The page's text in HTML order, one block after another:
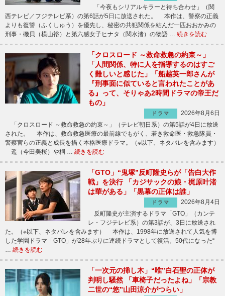
「今夜もシリアルキラーと待ち合わせ」（関
西テレビ／フジテレビ系）の第6話が5日に放送された。 本作は、警察の正義
よりも復讐（ふくしゅう）を優先し、秘密の共犯関係を結んだ一匹おおかみの
刑事・磯貝（横山裕）と第六感女子ヒナタ（関水渚）の物語 … 続きを読む
「クロスロード ～救命救急の約束～」
「人間関係、特に人を指導するのはすご
く難しいと感じた」「船越英一郎さんが
『刑事面に似ていると言われたことがあ
る』って、そりゃあ2時間ドラマの帝王だ
もの」
ドラマ
2026年8月6日
「クロスロード ～救命救急の約束～」（テレビ朝日系）の第5話が4日に放送
された。 本作は、救命救急医療の最前線でもがく、若き救命医・救急隊員・
警察官らの正義と成長を描く本格医療ドラマ。（※以下、ネタバレを含みます）
遥（今田美桜）や桐 … 続きを読む
「GTO」“鬼塚”反町隆史らが「告白大作
戦」を決行 「カジサックの娘・梶原叶渚
は華がある」「黒幕の正体は誰」
ドラマ
2026年8月4日
反町隆史が主演するドラマ「GTO」（カンテ
レ・フジテレビ系）の第3話が、3日に放送され
た。（※以下、ネタバレを含みます） 本作は、1998年に放送されて人気を博
した学園ドラマ「GTO」が28年ぶりに連続ドラマとして復活。50代になった“
… 続きを読む
「一次元の挿し木」“唯”白石聖の正体が
判明し騒然 「車椅子だったよね」「宗教
二世の“悠”山田涼介がつらい」